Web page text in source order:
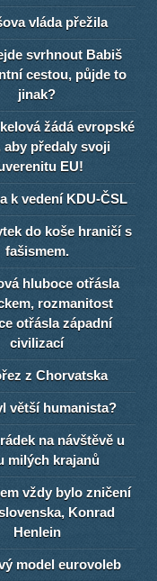
vláda přežila
svrhnout Babiš
cestou, půjde to
jinak?
žádá evropské
aby předaly svoji
EU!
k vedení KDU-ČSL
do koše hraničí s
fašismem.
hluboce otřásla
rozmanitost
otřásla západní
civilizací
z Chorvatska
větší humanista?
na návštěvě u
milých krajanů
vždy bylo zničení
Konrad
Henlein
model eurovoleb